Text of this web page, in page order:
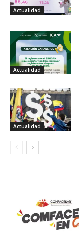
Actualidad
Actualidad
Actualidad